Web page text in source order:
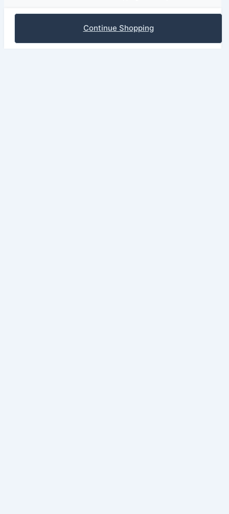
Continue Shopping